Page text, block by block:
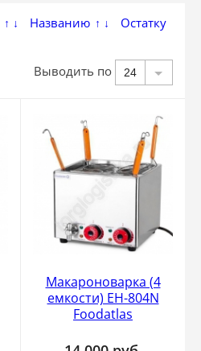
↑ ↓ Названию ↑ ↓ Остатку
Выводить по 24
Макароноварка (4
емкости) EH-804N
Foodatlas